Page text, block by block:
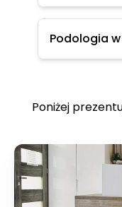
Podologia
Poniżej